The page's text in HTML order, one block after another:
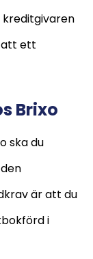
att ett
Brixo
ska du
är att du
i